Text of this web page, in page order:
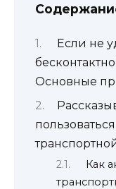
Если не
Основные
Как